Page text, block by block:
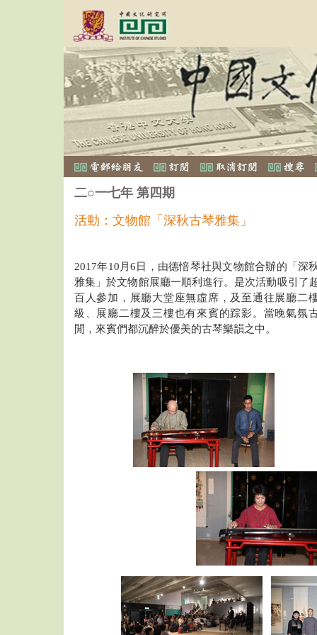
二○一七年 第四期
活動：文物館「深秋古琴雅集」
2017年10月6日，由德愔琴社與文物館合辦的「深
雅集」於文物館展廳一順利進行。是次活動吸引了
百人參加，展廳大堂座無虛席，及至通往展廳二
級、展廳二樓及三樓也有來賓的踪影。當晚氣氛
閒，來賓們都沉醉於優美的古琴樂韻之中。